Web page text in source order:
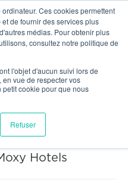
Ces cookies permettent
de fournir des services plus
médias. Pour obtenir plus
consultez notre politique de
l'objet d'aucun suivi lors de
vue de respecter vos
cookie pour que nous
Refuser
OUR NETWORK
Val d'Europe
Montévrain (77)
2021-2022
Hotels